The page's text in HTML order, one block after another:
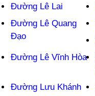
Đường Lê Lai
Đường Lê Quang
Đạo
Đường Lê Vĩnh Hòa
Đường Lưu Khánh